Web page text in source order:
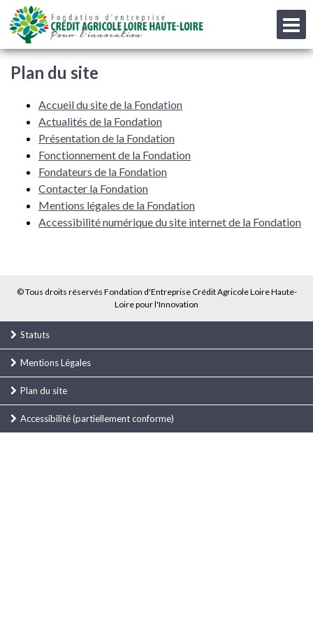
Menu Contenu Pied de page
Fondateurs
Contact
Plan du site
Accueil du site de la Fondation
Actualités de la Fondation
Présentation de la Fondation
Fonctionnement de la Fondation
Fondateurs de la Fondation
Contacter la Fondation
Mentions légales de la Fondation
Accessibilité numérique du site internet de la Fondation
© Tous droits réservés Fondation d'Entreprise Crédit Agricole Loire Haute-
Loire pour l'Innovation
Statuts
Mentions Légales
Plan du site
Accessibilité (partiellement conforme)